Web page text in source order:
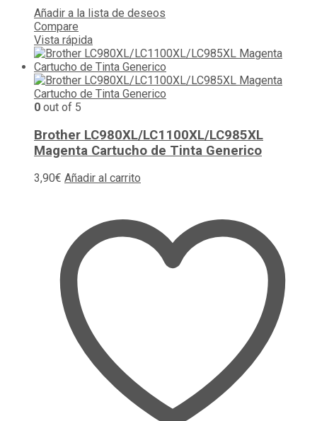
Añadir a la lista de deseos
Compare
Vista rápida
0 out of 5
Brother LC980XL/LC1100XL/LC985XL
Magenta Cartucho de Tinta Generico
3,90€ Añadir al carrito